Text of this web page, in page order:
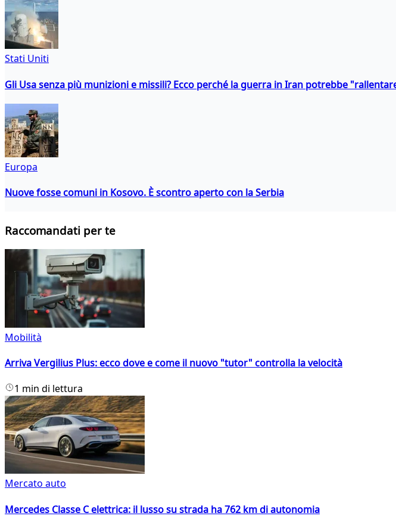
Stati Uniti
Gli Usa senza più munizioni e missili? Ecco perché la guerra in Iran potrebbe
Europa
Nuove fosse comuni in Kosovo. È scontro aperto con la Serbia
Raccomandati per te
Mobilità
Arriva Vergilius Plus: ecco dove e come il nuovo "tutor" controlla la velocità
1 min di lettura
Mercato auto
Mercedes Classe C elettrica: il lusso su strada ha 762 km di autonomia